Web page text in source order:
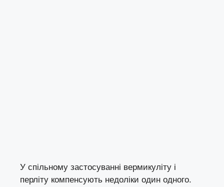
У спільному застосуванні вермикуліту і
перліту компенсують недоліки один одного.